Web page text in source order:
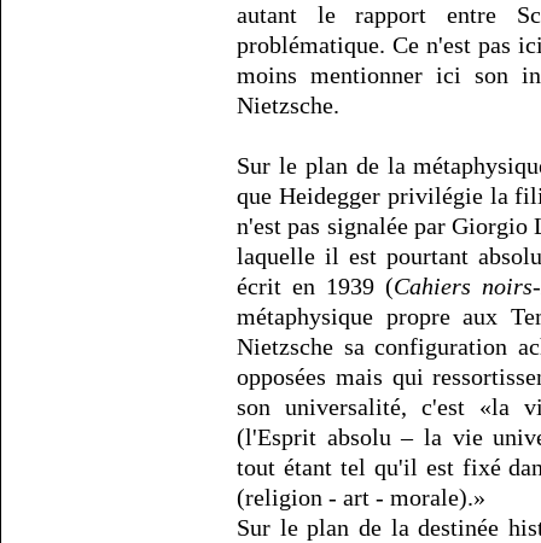
autant le rapport entre
problématique. Ce n'est pas
moins mentionner ici son
Nietzsche.
Sur le plan de la
que Heidegger privilégie la
n'est pas signalée par
laquelle il est pourtant
écrit en 1939 (Cahiers noirs-
métaphysique propre aux
Nietzsche sa configuration
opposées mais qui
son universalité, c'est «la
(l'Esprit absolu – la vie
tout étant tel qu'il est fixé
(religion - art - morale).»
Sur le plan de la destinée